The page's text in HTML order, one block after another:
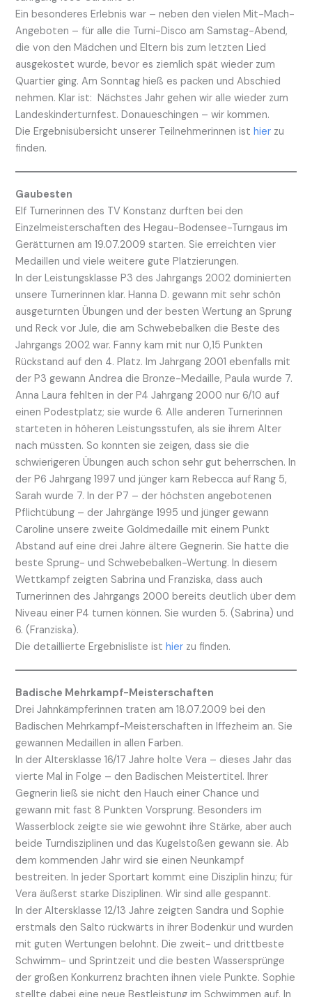
Ein besonderes Erlebnis war – neben den vielen Mit-Mach-
Angeboten – für alle die Turni-Disco am Samstag-Abend,
die von den Mädchen und Eltern bis zum letzten Lied
ausgekostet wurde, bevor es ziemlich spät wieder zum
Quartier ging. Am Sonntag hieß es packen und Abschied
nehmen. Klar ist: Nächstes Jahr gehen wir alle wieder zum
Landeskinderturnfest. Donaueschingen – wir kommen.
Die Ergebnisübersicht unserer Teilnehmerinnen isthier zu
finden.
Gaubesten
Elf Turnerinnen des TV Konstanz durften bei den
Einzelmeisterschaften des Hegau-Bodensee-Turngaus im
Gerätturnen am 19.07.2009 starten. Sie erreichten vier
Medaillen und viele weitere gute Platzierungen.
In der Leistungsklasse P3 des Jahrgangs 2002 dominierten
unsere Turnerinnen klar. Hanna D. gewann mit sehr schön
ausgeturnten Übungen und der besten Wertung an Sprung
und Reck vor Jule, die am Schwebebalken die Beste des
Jahrgangs 2002 war. Fanny kam mit nur 0,15 Punkten
Rückstand auf den 4. Platz. Im Jahrgang 2001 ebenfalls mit
der P3 gewann Andrea die Bronze-Medaille, Paula wurde 7.
Anna Laura fehlten in der P4 Jahrgang 2000 nur 6/10 auf
einen Podestplatz; sie wurde 6. Alle anderen Turnerinnen
starteten in höheren Leistungsstufen, als sie ihrem Alter
nach müssten. So konnten sie zeigen, dass sie die
schwierigeren Übungen auch schon sehr gut beherrschen. In
der P6 Jahrgang 1997 und jünger kam Rebecca auf Rang 5,
Sarah wurde 7. In der P7 – der höchsten angebotenen
Pflichtübung – der Jahrgänge 1995 und jünger gewann
Caroline unsere zweite Goldmedaille mit einem Punkt
Abstand auf eine drei Jahre ältere Gegnerin. Sie hatte die
beste Sprung- und Schwebebalken-Wertung. In diesem
Wettkampf zeigten Sabrina und Franziska, dass auch
Turnerinnen des Jahrgangs 2000 bereits deutlich über dem
Niveau einer P4 turnen können. Sie wurden 5. (Sabrina) und
6. (Franziska).
Die detaillierte Ergebnisliste isthier zu finden.
Badische Mehrkampf-Meisterschaften
Drei Jahnkämpferinnen traten am 18.07.2009 bei den
Badischen Mehrkampf-Meisterschaften in Iffezheim an. Sie
gewannen Medaillen in allen Farben.
In der Altersklasse 16/17 Jahre holte Vera – dieses Jahr das
vierte Mal in Folge – den Badischen Meistertitel. Ihrer
Gegnerin ließ sie nicht den Hauch einer Chance und
gewann mit fast 8 Punkten Vorsprung. Besonders im
Wasserblock zeigte sie wie gewohnt ihre Stärke, aber auch
beide Turndisziplinen und das Kugelstoßen gewann sie. Ab
dem kommenden Jahr wird sie einen Neunkampf
bestreiten. In jeder Sportart kommt eine Disziplin hinzu; für
Vera äußerst starke Disziplinen. Wir sind alle gespannt.
In der Altersklasse 12/13 Jahre zeigten Sandra und Sophie
erstmals den Salto rückwärts in ihrer Bodenkür und wurden
mit guten Wertungen belohnt. Die zweit- und drittbeste
Schwimm- und Sprintzeit und die besten Wassersprünge
der großen Konkurrenz brachten ihnen viele Punkte. Sophie
stellte dabei eine neue Bestleistung im Schwimmen auf. In